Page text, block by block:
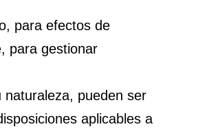
para efectos de
para gestionar
pueden ser
aplicables a